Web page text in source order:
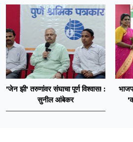
'जेन झी' तरुणांवर संघाचा पूर्ण विश्वास! :
सुनील आंबेकर
भाजप